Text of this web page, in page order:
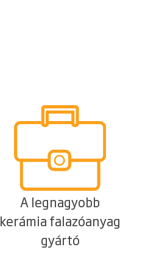
A legnagyobb
kerámia falazóanyag
gyártó